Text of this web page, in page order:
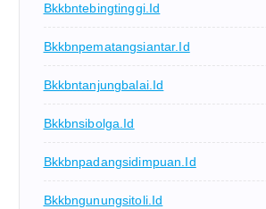
Bkkbntebingtinggi.id
Bkkbnpematangsiantar.id
Bkkbntanjungbalai.id
Bkkbnsibolga.id
Bkkbnpadangsidimpuan.id
Bkkbngunungsitoli.id